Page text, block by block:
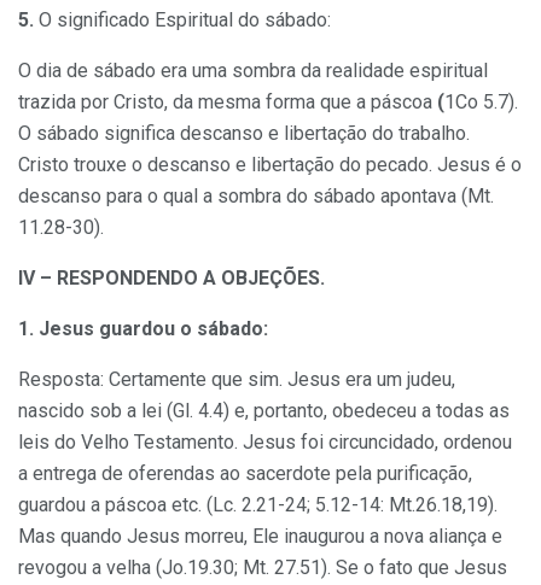
5. O significado Espiritual do sábado:
O dia de sábado era uma sombra da realidade espiritual
trazida por Cristo, da mesma forma que a páscoa (1Co 5.7).
O sábado significa descanso e libertação do trabalho.
Cristo trouxe o descanso e libertação do pecado. Jesus é o
descanso para o qual a sombra do sábado apontava (Mt.
11.28-30).
IV – RESPONDENDO A OBJEÇÕES.
1. Jesus guardou o sábado:
Resposta: Certamente que sim. Jesus era um judeu,
nascido sob a lei (Gl. 4.4) e, portanto, obedeceu a todas as
leis do Velho Testamento. Jesus foi circuncidado, ordenou
a entrega de oferendas ao sacerdote pela purificação,
guardou a páscoa etc. (Lc. 2.21-24; 5.12-14: Mt.26.18,19).
Mas quando Jesus morreu, Ele inaugurou a nova aliança e
revogou a velha (Jo.19.30; Mt. 27.51). Se o fato que Jesus